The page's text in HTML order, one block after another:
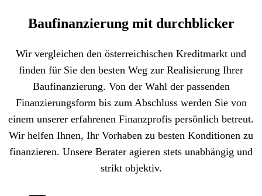
Baufinanzierung mit durchblicker
Wir vergleichen den österreichischen Kreditmarkt und
finden für Sie den besten Weg zur Realisierung Ihrer
Baufinanzierung. Von der Wahl der passenden
Finanzierungsform bis zum Abschluss werden Sie von
einem unserer erfahrenen Finanzprofis persönlich betreut.
Wir helfen Ihnen, Ihr Vorhaben zu besten Konditionen zu
finanzieren. Unsere Berater agieren stets unabhängig und
strikt objektiv.